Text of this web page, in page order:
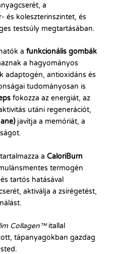
a
és koleszterinszintet, és
testsúly megtartásában.
a funkcionális gombák
a hagyományos
adaptogén, antioxidáns és
tudományosan is
fokozza az energiát, az
utáni regenerációt,
javítja a memóriát, a
a CaloriBurn
termogén
tartós hatásával
aktiválja a zsírégetést,
Collagen™itallal
tápanyagokban gazdag